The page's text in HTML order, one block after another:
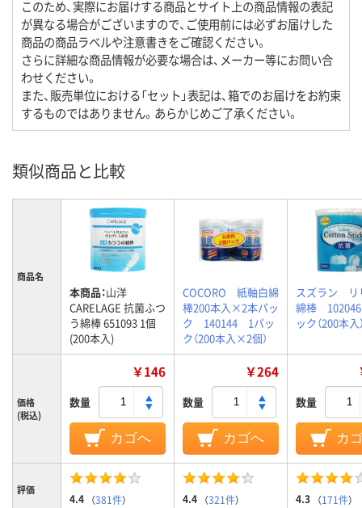
このため、実際にお届けする商品とサイト上の商品情報の表記
が異なる場合がございますので、ご使用前には必ずお届けした
商品の商品ラベルや注意書きをご確認ください。
さらに詳細な商品情報が必要な場合は、メーカー等にお問い合
わせください。
また、販売単位における「セット」表記は、箱でのお届けをお約束
するものではありません。あらかじめご了承ください。
類似商品と比較
商品名
本商品：山洋
CARELAGE 抗菌ふつ
う綿棒 651093 1個
(200本入)
COCORO 紙軸白綿
棒200本入×2本パッ
ク 140144 1パッ
ク（200本入×2個）
スズラン リ
綿棒
ック（200本入
価格
(税込)
￥146
数量
カゴへ
￥264
数量
カゴへ
数量
カ
評価
4.4 （381件） 4.4 （321件） 4.3 （171件）